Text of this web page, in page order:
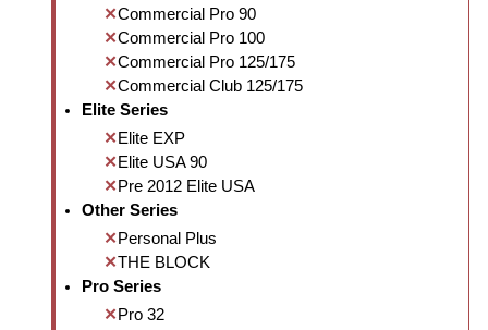
Commercial Pro 90
Commercial Pro 100
Commercial Pro 125/175
Commercial Club 125/175
Elite Series
Elite EXP
Elite USA 90
Pre 2012 Elite USA
Other Series
Personal Plus
THE BLOCK
Pro Series
Pro 32